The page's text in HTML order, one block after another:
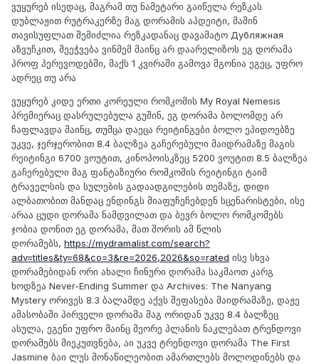
ვუყურებ ისედაც, მაგრამ თუ ნამეტარი გაიწელა რეზკას
დუბლაჟით რუტრაკერზე მაგ დორამის აპდეიტი, მაშინ
თავისუფლათ შემიძლია რეზკადანაც დავამატო Дубляжная
აზვუჩკით, მეეჭვება ვინმემ მაინც არ დაარელიზოს ეგ დორამა
პროფ პერევოდებში, მაქს 1 კვირაში გამოვა მგონია ეგეც, უფრო
ადრეც თუ არა
ვუყურებ კიდე ერთი კორეული რომკომის My Royal Nemesis
პრემიერაც დასრულებულა გუშინ, ეგ დორამა ბოლომდე არ
ჩაფლავდა მაინც, თუმცა დაეცა რეიტინგები ბოლო ეპიდოებზე
უკვე, ჯერჯერობით 8.4 ბალზეა გაჩერებული მაიდრამაზე მაგის
რეიტინგი 6700 ვოუტით, კინოპოისკზეც 5200 ვოუტით 8.5 ბალზეა
გაჩერებული მაგ ფანტაზიური რომკომის რეიტინგი ტაიმ
ტრაველსის და სულების გადაადგილების თემაზე, დიდი
ალბათობით მანდაც ენდინგს მიაფუჩეჩებდენ სცენარისტები, ისე
არაა ცუდი დორამა ნამდვილათ და ბევრ ბოლო რომკომებს
ჯობია დონით ეგ დორამა, მათ შორის ამ წლის
დორამებს, https://mydramalist.com/search?
adv=titles&ty=68&co=3&re=2026,2026&so=rated ისე სხვა
დორამებიდან ორი ახალი ჩინური დორამა საკმაოთ კარგ
ხოდზეა Never-Ending Summer და Archives: The Nanyang
Mystery ორივეს 8.3 ბალამდე აქვს შეფასება მაიდრამაზე, დაჟე
ამასობაში პირველი დორამა მაგ ორიდან უკვე 8.4 ბალზეც
ასულა, ეგენი უფრო მაინც მეორე პლანის ნაკლებათ ტრენდოვი
დორამებს მიეკუთვნება, აი უკვე ტრენდოვი დორამა The First
Jasmine ბაი ლუს მონაწილეობით ამართლებს მოლოდინებს და